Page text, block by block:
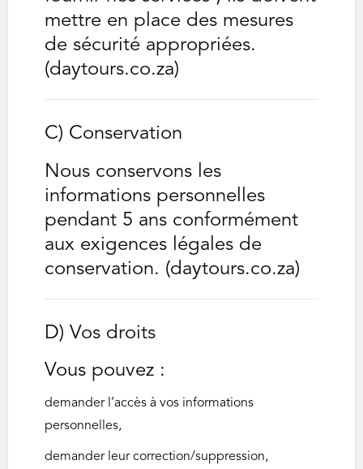
mettre en place des mesures
de sécurité appropriées.
(daytours.co.za)
C) Conservation
Nous conservons les
informations personnelles
pendant 5 ans conformément
aux exigences légales de
conservation. (daytours.co.za)
D) Vos droits
Vous pouvez :
demander l’accès à vos informations
personnelles,
demander leur correction/suppression,